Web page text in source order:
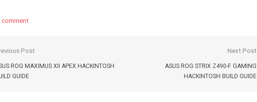
comment
Post
ROG MAXIMUS XII APEX HACKINTOSH
GUIDE
Next Post
ASUS ROG STRIX Z490-F GAMING
HACKINTOSH BUILD GUIDE